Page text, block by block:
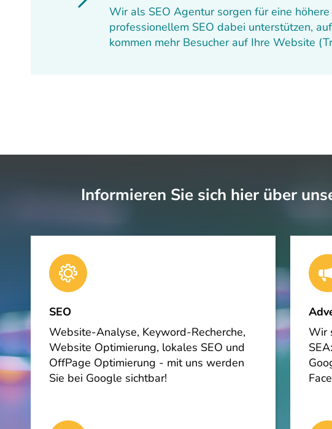
Wir als SEO Agentur sorgen für eine
professionellem SEO dabei unterstützen,
kommen mehr Besucher auf Ihre Website
Informieren Sie sich hier über
SEO
Website-Analyse, Keyword-Recherche,
Website Optimierung, lokales SEO und
OffPage Optimierung - mit uns werden
Sie bei Google sichtbar!
Wir